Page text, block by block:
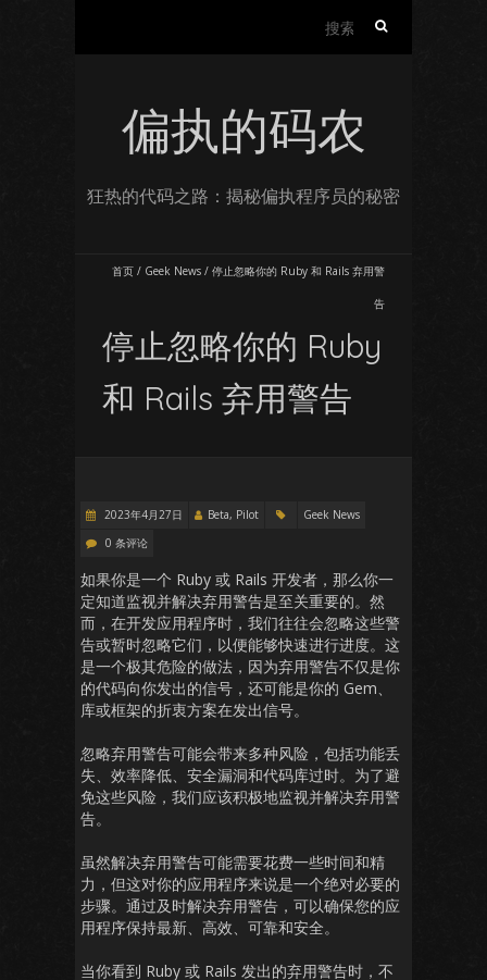
偏执的码农
狂热的代码之路：揭秘偏执程序员的秘密
首页 / Geek News / 停止忽略你的 Ruby 和 Rails 弃用警
告
停止忽略你的 Ruby
和 Rails 弃用警告
2023年4月27日 Beta, Pilot
Geek News
0 条评论
如果你是一个 Ruby 或 Rails 开发者，那么你一
定知道监视并解决弃用警告是至关重要的。然
而，在开发应用程序时，我们往往会忽略这些警
告或暂时忽略它们，以便能够快速进行进度。这
是一个极其危险的做法，因为弃用警告不仅是你
的代码向你发出的信号，还可能是你的 Gem、
库或框架的折衷方案在发出信号。
忽略弃用警告可能会带来多种风险，包括功能丢
失、效率降低、安全漏洞和代码库过时。为了避
免这些风险，我们应该积极地监视并解决弃用警
告。
虽然解决弃用警告可能需要花费一些时间和精
力，但这对你的应用程序来说是一个绝对必要的
步骤。通过及时解决弃用警告，可以确保您的应
用程序保持最新、高效、可靠和安全。
当你看到 Ruby 或 Rails 发出的弃用警告时，不